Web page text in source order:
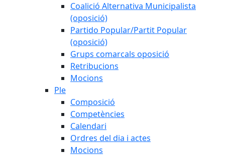
Coalició Alternativa Municipalista
(oposició)
Partido Popular/Partit Popular
(oposició)
Grups comarcals oposició
Retribucions
Mocions
Ple
Composició
Competències
Calendari
Ordres del dia i actes
Mocions